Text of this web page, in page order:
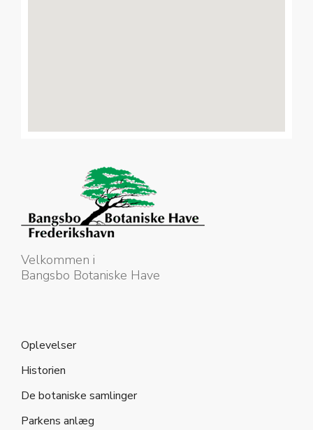
Velkommen i
Bangsbo Botaniske Have
Oplevelser
Historien
De botaniske samlinger
Parkens anlæg